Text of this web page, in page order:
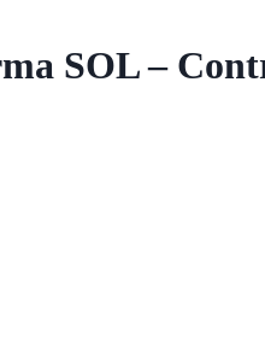
SOL –